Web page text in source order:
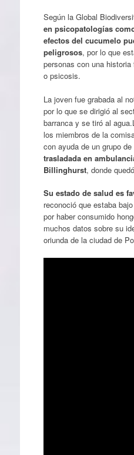
Según la Global
en psicopatologías
efectos del cucumelo
peligrosos, por lo que
personas con una
o psicosis.
La joven fue grabada al
por lo que se dirigió al
barranca y se tiró al
los miembros de la
con ayuda de un grupo
trasladada en
Billinghurst, donde
Su estado de salud es
reconoció que estaba
por haber consumido
muchos datos sobre su
oriunda de la ciudad de